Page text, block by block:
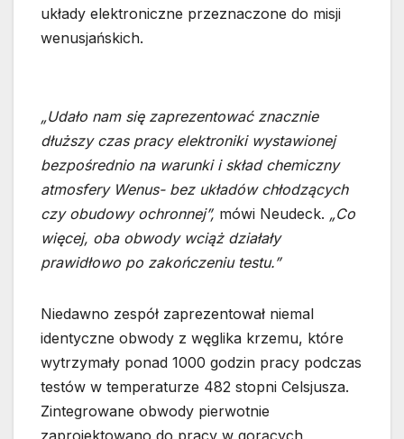
układy elektroniczne przeznaczone do misji
wenusjańskich.
„Udało nam się zaprezentować znacznie
dłuższy czas pracy elektroniki wystawionej
bezpośrednio na warunki i skład chemiczny
atmosfery Wenus- bez układów chłodzących
czy obudowy ochronnej”, mówi Neudeck. „Co
więcej, oba obwody wciąż działały
prawidłowo po zakończeniu testu.”
Niedawno zespół zaprezentował niemal
identyczne obwody z węglika krzemu, które
wytrzymały ponad 1000 godzin pracy podczas
testów w temperaturze 482 stopni Celsjusza.
Zintegrowane obwody pierwotnie